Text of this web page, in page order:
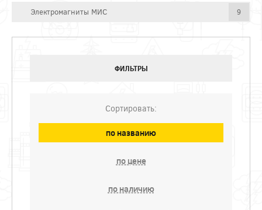
Электромагниты МИС 9
ФИЛЬТРЫ
Сортировать:
по названию
по цене
по наличию